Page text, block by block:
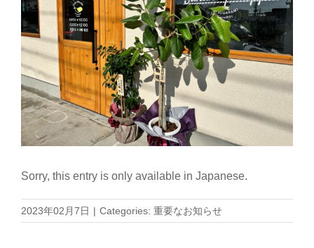
Sorry, this entry is only available in Japanese.
2023年02月7日 | Categories: 重要なお知らせ